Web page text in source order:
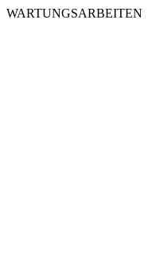
WARTUNGSARBEITEN